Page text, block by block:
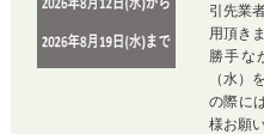
引先業
用頂き
勝手な
（水）
の際に
様お願